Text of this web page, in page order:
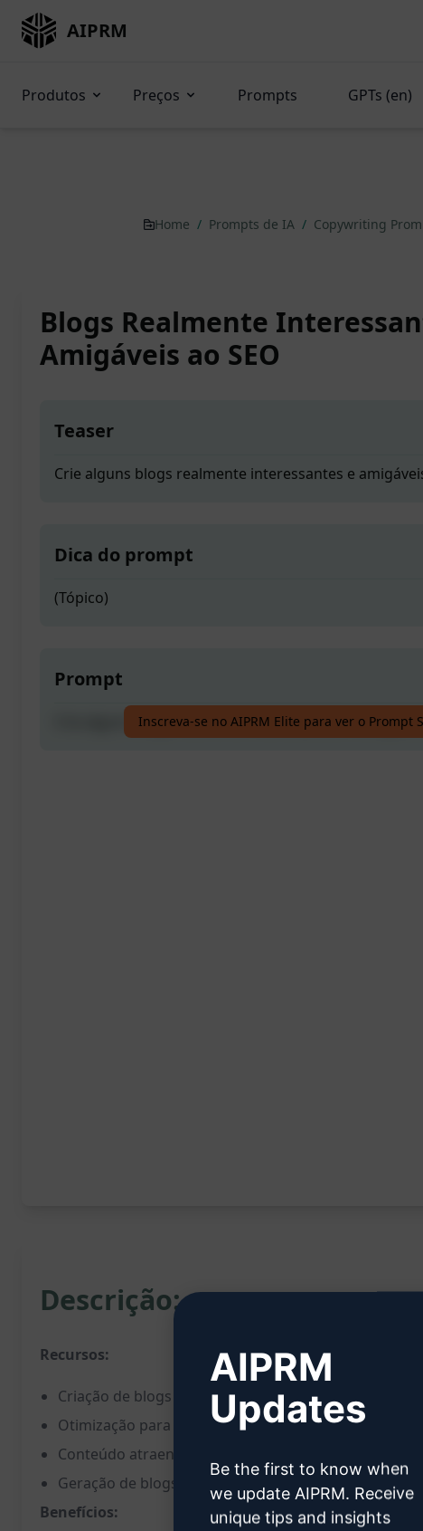
AIPRM
Produtos Preços Prompts GPTs (en)
Home / Prompts de IA / Copywriting
Blogs Realmente
Amigáveis ao SEO
Teaser
Crie alguns blogs realmente interessantes e
Dica do prompt
(Tópico)
Prompt
Crie alguns blogs realmente interessantes e
Inscreva-se no AIPRM Elite para ver o Prompt
Descrição:
Recursos:
Criação de blogs de alta qualidade
Otimização para motores de busca (SEO)
Conteúdo atraente e relevante
Geração de blogs prontos para publicação
Benefícios:
AIPRM
Updates
Be the first to know when
we update AIPRM. Receive
unique tips and insights